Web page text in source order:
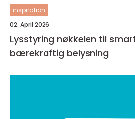
inspiration
02. April 2026
Lysstyring nøkkelen til smartere og mer
bærekraftig belysning